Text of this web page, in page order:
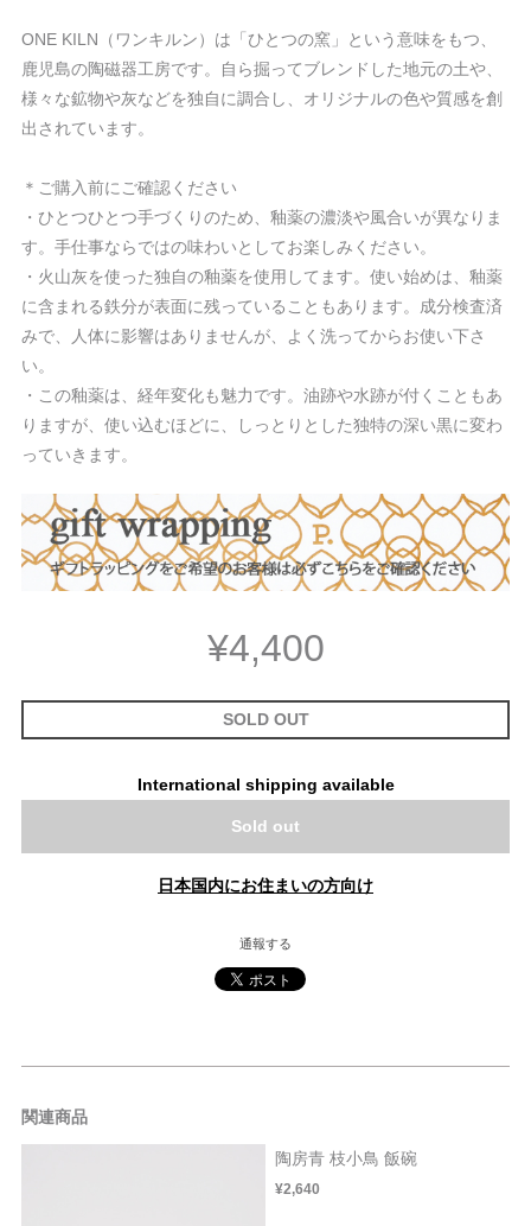
ONE KILN（ワンキルン）は「ひとつの窯」という意味をもつ、
鹿児島の陶磁器工房です。自ら掘ってブレンドした地元の土や、
様々な鉱物や灰などを独自に調合し、オリジナルの色や質感を創
出されています。
＊ご購入前にご確認ください
・ひとつひとつ手づくりのため、釉薬の濃淡や風合いが異なりま
す。手仕事ならではの味わいとしてお楽しみください。
・火山灰を使った独自の釉薬を使用してます。使い始めは、釉薬
に含まれる鉄分が表面に残っていることもあります。成分検査済
みで、人体に影響はありませんが、よく洗ってからお使い下さ
い。
・この釉薬は、経年変化も魅力です。油跡や水跡が付くこともあ
りますが、使い込むほどに、しっとりとした独特の深い黒に変わ
っていきます。
¥4,400
SOLD OUT
International shipping available
Sold out
日本国内にお住まいの方向け
通報する
関連商品
陶房青 枝小鳥 飯碗
¥2,640